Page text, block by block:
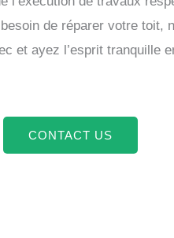
de réparer votre toit,
et ayez l’esprit tranquille
CONTACT US